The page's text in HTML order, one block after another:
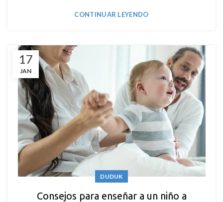
CONTINUAR LEYENDO
17
JAN
DUDUK
Consejos para enseñar a un niño a